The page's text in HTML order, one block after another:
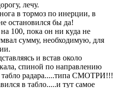
лечу.
в тормоз по инерции, в
остановился бы да!
100, пока он ни куда не
сумму, необходимую, для
и встав около
спиной по направлению
табло радара.....типа СМОТРИ!!!
в табло.....и тут самое